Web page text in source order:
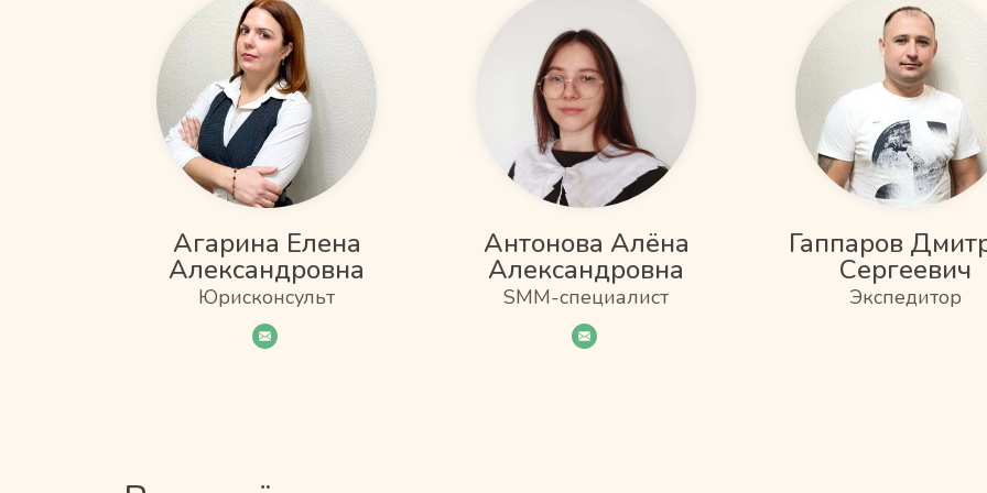
Агарина Елена
Александровна
Юрисконсульт
Антонова Алёна
Александровна
SMM-специалист
Гаппаров
Сергеевич
Экспедитор